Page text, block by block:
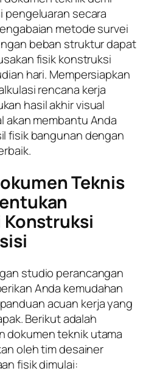
pengeluaran secara
metode survei
beban struktur dapat
fisik konstruksi
hari. Mempersiapkan
rencana kerja
hasil akhir visual
akan membantu Anda
fisik bangunan dengan
Teknis
studio perancangan
Anda kemudahan
acuan kerja yang
Berikut adalah
dokumen teknik utama
oleh tim desainer
fisik dimulai: